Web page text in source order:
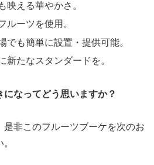
映える華やかさ。
ルーツを使用。
でも簡単に設置・提供可能。
新たなスタンダードを。
なってどう思いますか？
是非このフルーツブーケを次のお